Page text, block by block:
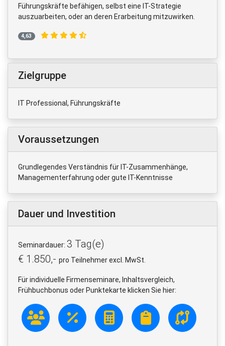
Führungskräfte befähigen, selbst eine IT-Strategie
auszuarbeiten, oder an deren Erarbeitung mitzuwirken.
4,63
Zielgruppe
IT Professional, Führungskräfte
Voraussetzungen
Grundlegendes Verständnis für IT-Zusammenhänge,
Managementerfahrung oder gute IT-Kenntnisse
Dauer und Investition
Seminardauer: 3 Tag(e)
€ 1.850,- pro Teilnehmer excl. MwSt.
Für individuelle Firmenseminare, Inhaltsvergleich,
Frühbuchbonus oder Punktekarte klicken Sie hier: